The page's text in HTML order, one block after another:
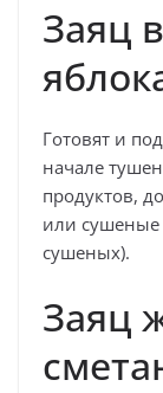
Заяц
Готовят и
начале
продуктов,
или сушеные
сушеных).
Заяц